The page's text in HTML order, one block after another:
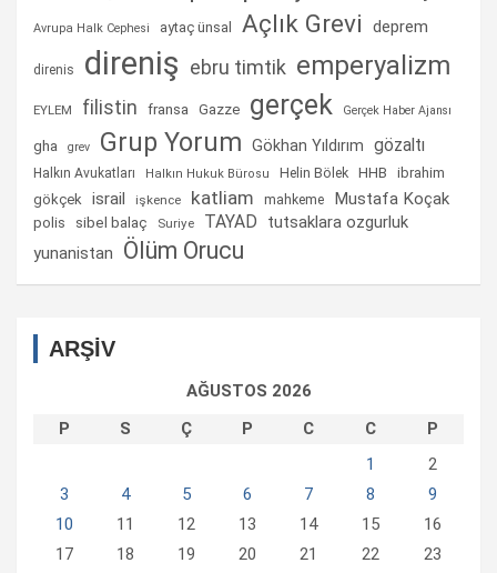
Avrupa Halk Cephesi aytaç ünsal Açlık Grevi deprem
direnis direniş ebru timtik emperyalizm
EYLEM filistin fransa Gazze gerçek Gerçek Haber Ajansı
gha grev Grup Yorum Gökhan Yıldırım gözaltı
Halkın Avukatları Halkın Hukuk Bürosu Helin Bölek HHB
ibrahim
gökçek israil işkence katliam mahkeme Mustafa Koçak
polis sibel balaç Suriye TAYAD
tutsaklara ozgurluk
yunanistan
Ölüm Orucu
ARŞİV
AĞUSTOS 2026
P
S Ç P C C
P
1
2
3
4 5 6 7 8
9
10
11 12 13 14 15
16
17
18 19 20 21 22
23